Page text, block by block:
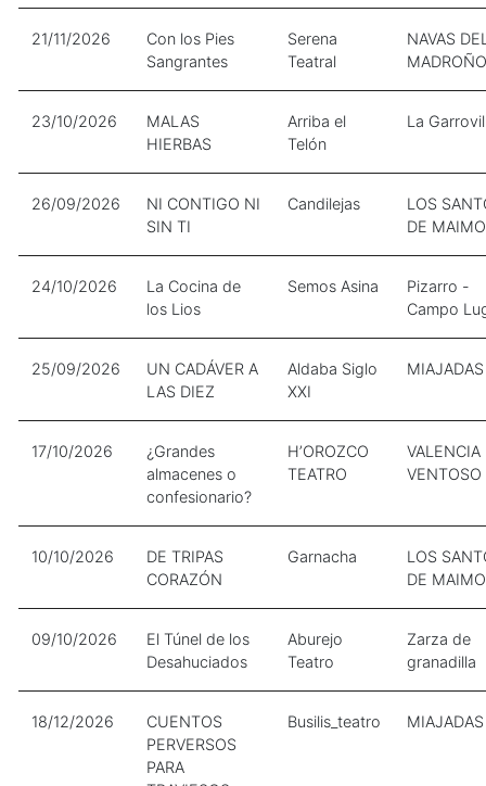
21/11/2026
Con los Pies
Sangrantes
Serena
Teatral
NAVAS
MADROÑO
23/10/2026
MALAS
HIERBAS
Arriba el
Telón
La
26/09/2026
NI CONTIGO NI
SIN TI
Candilejas
LOS
DE
24/10/2026
La Cocina de
los Lios
Semos Asina
Pizarro -
Campo
25/09/2026
UN CADÁVER A
LAS DIEZ
Aldaba Siglo
XXI
MIAJADAS
17/10/2026
¿Grandes
almacenes o
confesionario?
H’OROZCO
TEATRO
VALENCIA
VENTOSO
10/10/2026
DE TRIPAS
CORAZÓN
Garnacha
LOS
DE
09/10/2026
El Túnel de los
Desahuciados
Aburejo
Teatro
Zarza de
granadilla
18/12/2026
CUENTOS
PERVERSOS
PARA
Busilis_teatro MIAJADAS